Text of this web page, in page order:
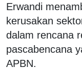
Erwandi
kerusakan
dalam rencana
pascabencana
APBN.